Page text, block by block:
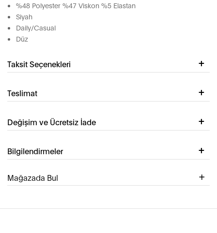
%48 Polyester %47 Viskon %5 Elastan
Siyah
Daily/Casual
Düz
Taksit Seçenekleri
Teslimat
Değişim ve Ücretsiz İade
Bilgilendirmeler
Mağazada Bul